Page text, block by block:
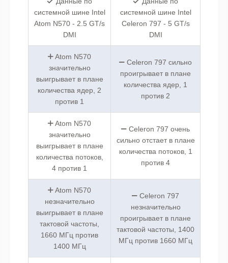
системной шине Intel
Atom N570 - 2.5 GT/s
DMI
системной шине Intel
Celeron 797 - 5 GT/s
DMI
Atom N570
значительно
выигрывает в плане
количества ядер, 2
против 1
Celeron 797 сильно
проигрывает в плане
количества ядер, 1
против 2
Atom N570
значительно
выигрывает в плане
количества потоков,
4 против 1
Celeron 797 очень
сильно отстает в плане
количества потоков, 1
против 4
Atom N570
незначительно
выигрывает в плане
тактовой частоты,
1660 МГц против
1400 МГц
Celeron 797
незначительно
проигрывает в плане
тактовой частоты, 1400
МГц против 1660 МГц